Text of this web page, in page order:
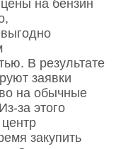
на бензин
В результате
заявки
на обычные
этого
закупить